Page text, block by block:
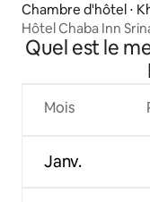
Chambre d'hôtel ⋅
Hôtel Chaba Inn
Quel est le
Mois
Janv.